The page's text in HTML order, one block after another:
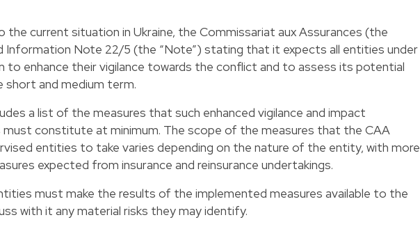
the current situation in Ukraine, the Commissariat aux Assurances (the
Information Note 22/5 (the “Note”) stating that it expects all entities under
to enhance their vigilance towards the conflict and to assess its potential
short and medium term.
a list of the measures that such enhanced vigilance and impact
constitute at minimum. The scope of the measures that the CAA
entities to take varies depending on the nature of the entity, with more
expected from insurance and reinsurance undertakings.
must make the results of the implemented measures available to the
with it any material risks they may identify.